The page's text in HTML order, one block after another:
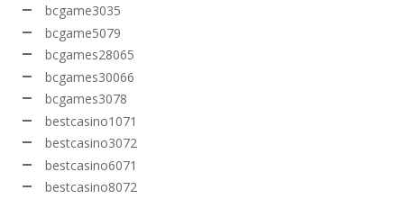
bcgame3035
bcgame5079
bcgames28065
bcgames30066
bcgames3078
bestcasino1071
bestcasino3072
bestcasino6071
bestcasino8072